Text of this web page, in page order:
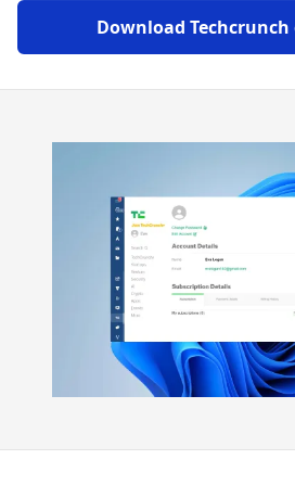
Download